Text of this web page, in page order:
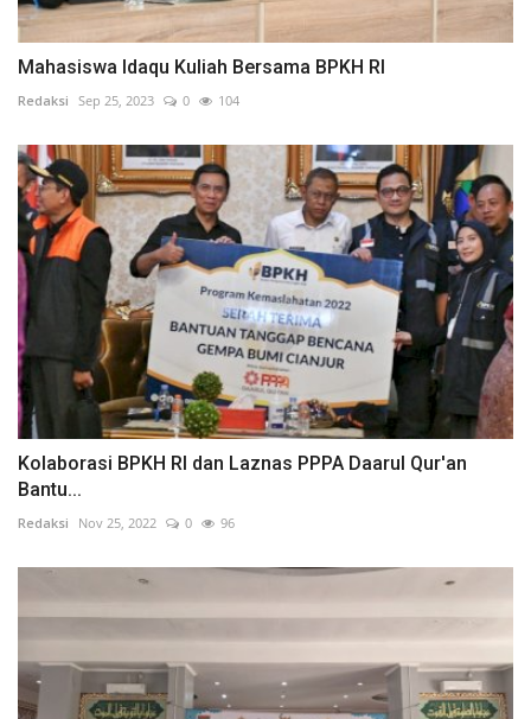
Mahasiswa Idaqu Kuliah Bersama BPKH RI
Redaksi Sep 25, 2023 0 104
Kolaborasi BPKH RI dan Laznas PPPA Daarul Qur'an
Bantu...
Redaksi Nov 25, 2022 0 96